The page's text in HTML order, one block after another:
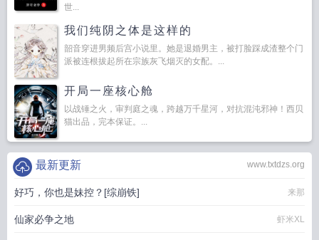
世...
我们纯阴之体是这样的
韶音穿进男频后宫小说里。她是退婚男主，被打脸踩成渣整个门
派被连根拔起所在宗族灰飞烟灭的女配。...
开局一座核心舱
以战锤之火，审判庭之魂，跨越万千星河，对抗混沌邪神！西贝
猫出品，完本保证。...
www.txtdzs.org
最新更新
好巧，你也是妹控？[综崩铁] 来那
仙家必争之地 虾米XL